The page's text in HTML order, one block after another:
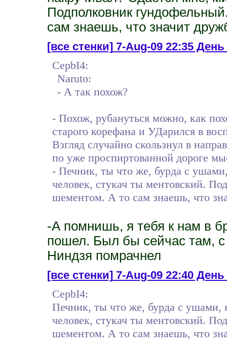
Подполковник
сам знаешь, что значит
[все стенки]7-Aug-09 22:35 День
CepbI4:
Naruto:
- А так похож?
- Похож, рубануться можно, как
старого корефана и УДарился в
Взгляд случайно скользнул в
по уже проспиртованной дороге
- Печник, ты что же, бурда с
человек, стукач ты ментовский.
шементом. А то сам знаешь, что
-А помнишь, я тебя к нам в
пошел. Был бы сейчас там,
Ниндзя помрачнел
[все стенки]7-Aug-09 22:40
CepbI4:
Печник, ты что же, бурда с ушами,
человек, стукач ты ментовский.
шементом. А то сам знаешь, что